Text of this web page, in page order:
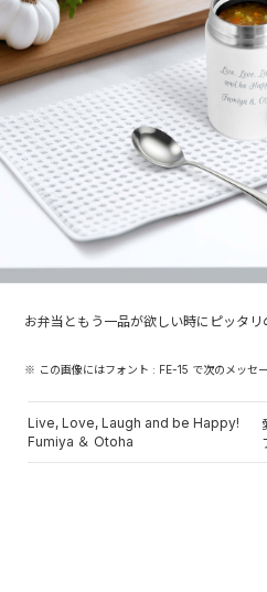
お弁当ともう一品が欲しい時にピッタリ
※ この画像にはフォント : FE-15 で次のメッセー
Live, Love, Laugh and be Happy!
Fumiya ＆ Otoha